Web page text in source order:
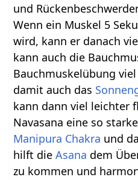
und
Wenn ein Muskel 5
wird, kann er danach
kann auch die
Bauchmuskelübung
damit auch das
kann dann viel leichter
Navasana eine so
Manipura Chakra und
hilft dieAsana dem
zu kommen und